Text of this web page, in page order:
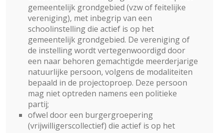
gemeentelijk grondgebied (vzw of feitelijke
vereniging), met inbegrip van een
schoolinstelling die actief is op het
gemeentelijk grondgebied. De vereniging of
de instelling wordt vertegenwoordigd door
een naar behoren gemachtigde meerderjarige
natuurlijke persoon, volgens de modaliteiten
bepaald in de projectoproep. Deze persoon
mag niet optreden namens een politieke
partij;
ofwel door een burgergroepering
(vrijwilligerscollectief) die actief is op het